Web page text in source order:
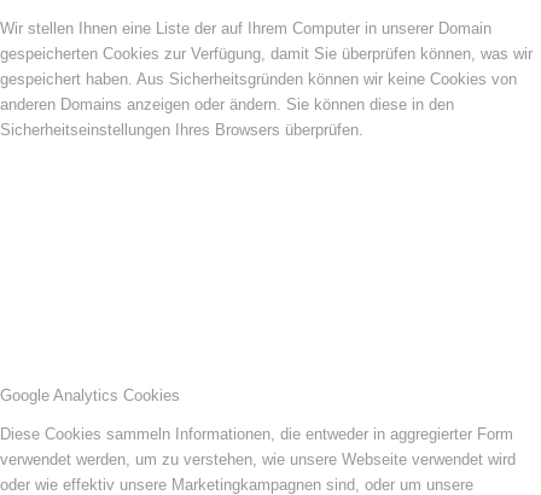
Wir stellen Ihnen eine Liste der auf Ihrem Computer in unserer Domain
gespeicherten Cookies zur Verfügung, damit Sie überprüfen können, was wir
gespeichert haben. Aus Sicherheitsgründen können wir keine Cookies von
anderen Domains anzeigen oder ändern. Sie können diese in den
Sicherheitseinstellungen Ihres Browsers überprüfen.
Google Analytics Cookies
Diese Cookies sammeln Informationen, die entweder in aggregierter Form
verwendet werden, um zu verstehen, wie unsere Webseite verwendet wird
oder wie effektiv unsere Marketingkampagnen sind, oder um unsere